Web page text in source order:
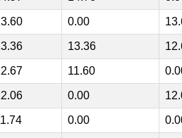
0.00
13.36
11.60
0.00
0.00